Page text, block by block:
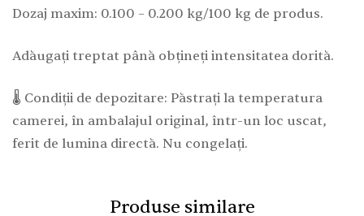
Dozaj maxim: 0.100 – 0.200 kg/100 kg de produs.
Adăugați treptat până obțineți intensitatea dorită.
🌡️ Condiții de depozitare: Păstrați la temperatura
camerei, în ambalajul original, într-un loc uscat,
ferit de lumina directă. Nu congelați.
Produse similare